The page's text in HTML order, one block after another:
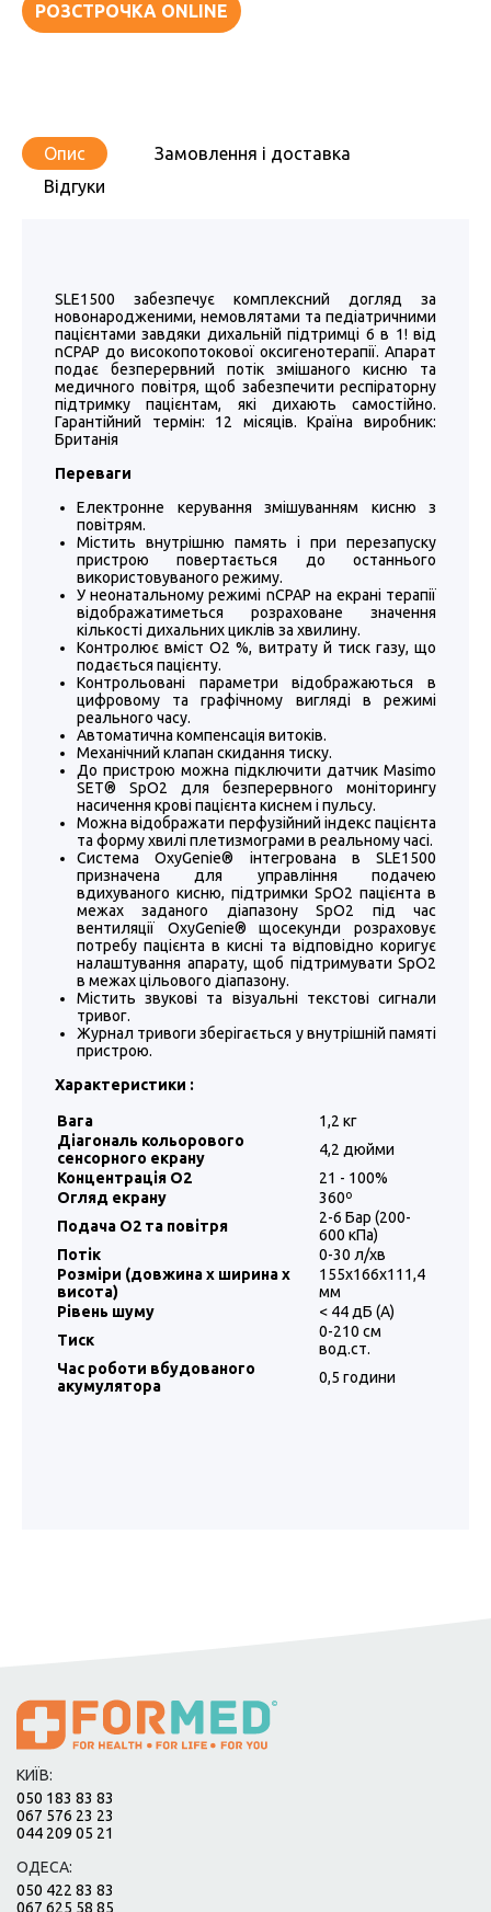
РОЗСТРОЧКА ONLINE
Опис
Замовлення і доставка
Відгуки
SLE1500 забезпечує комплексний догляд за
новонародженими, немовлятами та педіатричними
пацієнтами завдяки дихальній підтримці 6 в 1! від
nCPAP до високопотокової оксигенотерапії. Апарат
подає безперервний потік змішаного кисню та
медичного повітря, щоб забезпечити респіраторну
підтримку пацієнтам, які дихають самостійно.
Гарантійний термін: 12 місяців. Країна виробник:
Британія
Переваги
Електронне керування змішуванням кисню з
повітрям.
Містить внутрішню память і при перезапуску
пристрою повертається до останнього
використовуваного режиму.
У неонатальному режимі nCPAP на екрані терапії
відображатиметься розраховане значення
кількості дихальних циклів за хвилину.
Контролює вміст O2 %, витрату й тиск газу, що
подається пацієнту.
Контрольовані параметри відображаються в
цифровому та графічному вигляді в режимі
реального часу.
Автоматична компенсація витоків.
Механічний клапан скидання тиску.
До пристрою можна підключити датчик Masimo
SET® SpO2 для безперервного моніторингу
насичення крові пацієнта киснем і пульсу.
Можна відображати перфузійний індекс пацієнта
та форму хвилі плетизмограми в реальному часі.
Система OxyGenie® інтегрована в SLE1500
призначена для управління подачею
вдихуваного кисню, підтримки SpO2 пацієнта в
межах заданого діапазону SpO2 під час
вентиляції OxyGenie® щосекунди розраховує
потребу пацієнта в кисні та відповідно коригує
налаштування апарату, щоб підтримувати SpO2
в межах цільового діапазону.
Містить звукові та візуальні текстові сигнали
тривог.
Журнал тривоги зберігається у внутрішній памяті
пристрою.
Характеристики :
Вага
1,2 кг
Діагональ кольорового
сенсорного екрану
4,2 дюйми
Концентрація O2
21 - 100%
Огляд екрану
360º
Подача O2 та повітря
2-6 Бар (200-
600 кПа)
Потік
0-30 л/хв
Розміри (довжина х ширина х
висота)
155х166х111,4
мм
Рівень шуму
< 44 дБ (А)
Тиск
0-210 см
вод.ст.
Час роботи вбудованого
акумулятора
0,5 години
КИЇВ:
050 183 83 83
067 576 23 23
044 209 05 21
ОДЕСА:
050 422 83 83
067 625 58 85